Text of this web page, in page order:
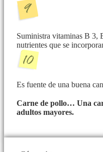
Suministra vitaminas B 3,
nutrientes que se
Es fuente de una buena
Carne de pollo… Una
adultos mayores.